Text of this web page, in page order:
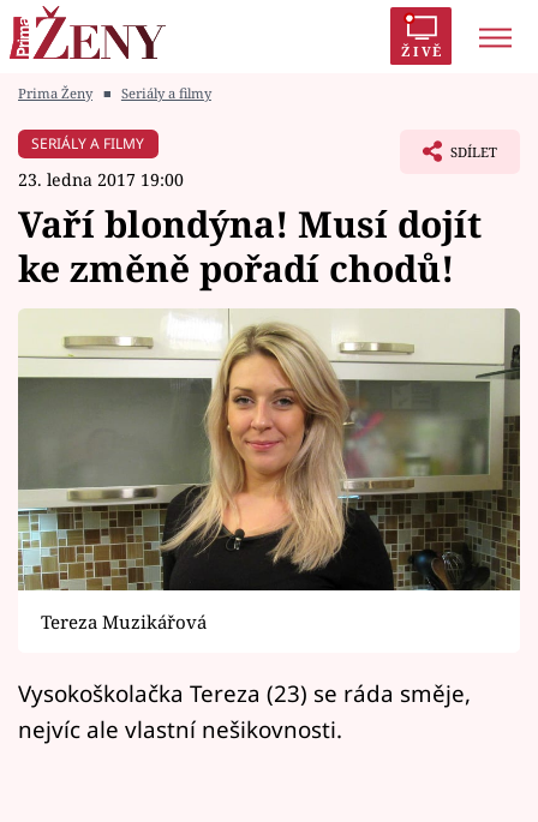
ŽIVĚ
Módní alarm
Témata
Celebrity
Seriály
Horoskopy
Sledujte prima+
Pořady
Prima Ženy ■ Seriály a filmy
SERIÁLY A FILMY
23. ledna 2017 19:00
SDÍLET
Vaří blondýna! Musí dojít
ke změně pořadí chodů!
Tereza Muzikářová
Vysokoškolačka Tereza (23) se ráda směje,
nejvíc ale vlastní nešikovnosti.